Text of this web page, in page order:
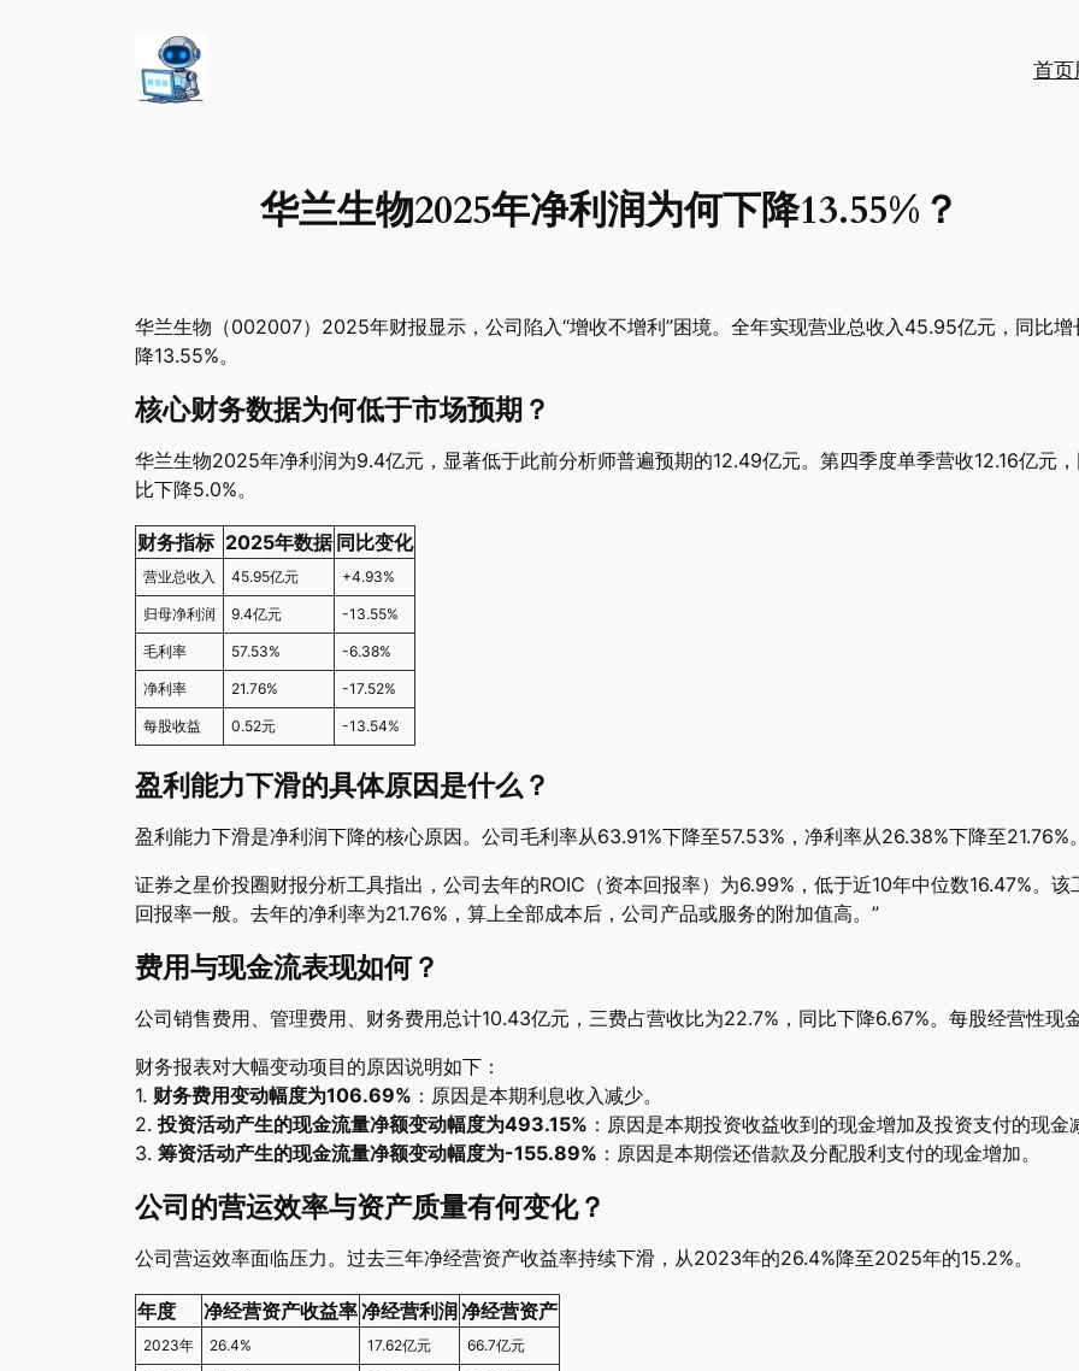
首页
华兰生物2025年净利润为何下降13.55%？
华兰生物（002007）2025年财报显示，公司陷入“增收不增利”困境。全年实现营业总收入45.95亿元，同比
降13.55%。
核心财务数据为何低于市场预期？
华兰生物2025年净利润为9.4亿元，显著低于此前分析师普遍预期的12.49亿元。第四季度单季营收12.16亿元
比下降5.0%。
财务指标 2025年数据 同比变化
营业总收入 45.95亿元 +4.93%
归母净利润 9.4亿元 -13.55%
毛利率 57.53% -6.38%
净利率 21.76% -17.52%
每股收益 0.52元 -13.54%
盈利能力下滑的具体原因是什么？
盈利能力下滑是净利润下降的核心原因。公司毛利率从63.91%下降至57.53%，净利率从26.38%下降至21.76%
证券之星价投圈财报分析工具指出，公司去年的ROIC（资本回报率）为6.99%，低于近10年中位数16.47%。
回报率一般。去年的净利率为21.76%，算上全部成本后，公司产品或服务的附加值高。”
费用与现金流表现如何？
公司销售费用、管理费用、财务费用总计10.43亿元，三费占营收比为22.7%，同比下降6.67%。每股经营性现
财务报表对大幅变动项目的原因说明如下：
1. 财务费用变动幅度为106.69% ：原因是本期利息收入减少。
2. 投资活动产生的现金流量净额变动幅度为493.15% ：原因是本期投资收益收到的现金增加及投资支付的现金
3. 筹资活动产生的现金流量净额变动幅度为-155.89% ：原因是本期偿还借款及分配股利支付的现金增加。
公司的营运效率与资产质量有何变化？
公司营运效率面临压力。过去三年净经营资产收益率持续下滑，从2023年的26.4%降至2025年的15.2%。
年度 净经营资产收益率净经营利润净经营资产
2023年 26.4% 17.62亿元 66.7亿元